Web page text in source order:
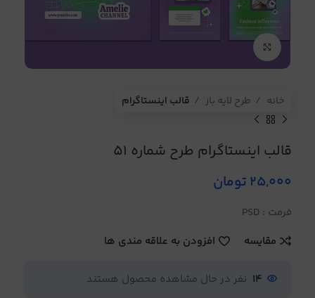
خانه طرح لایه باز قالب اینستاگرام
قالب اینستاگرام طرح شماره 51
25,000تومان
فرمت : PSD
مقایسه
افزودن به علاقه مندی ها
14 نفر در حال مشاهده محصول هستند